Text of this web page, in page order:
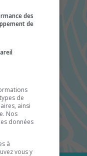
des
de
de
ainsi
Nos
données
à
vous y